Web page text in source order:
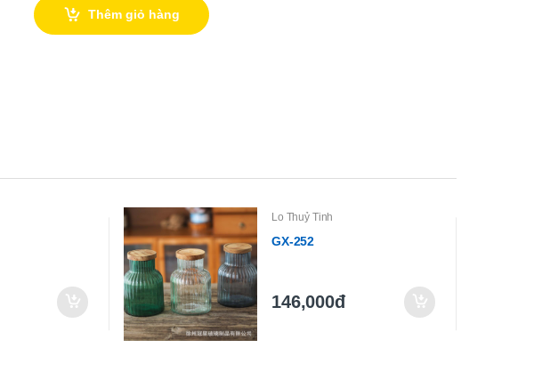
Thêm giỏ hàng
Lo Thuỷ Tinh
GX-252
146,000đ